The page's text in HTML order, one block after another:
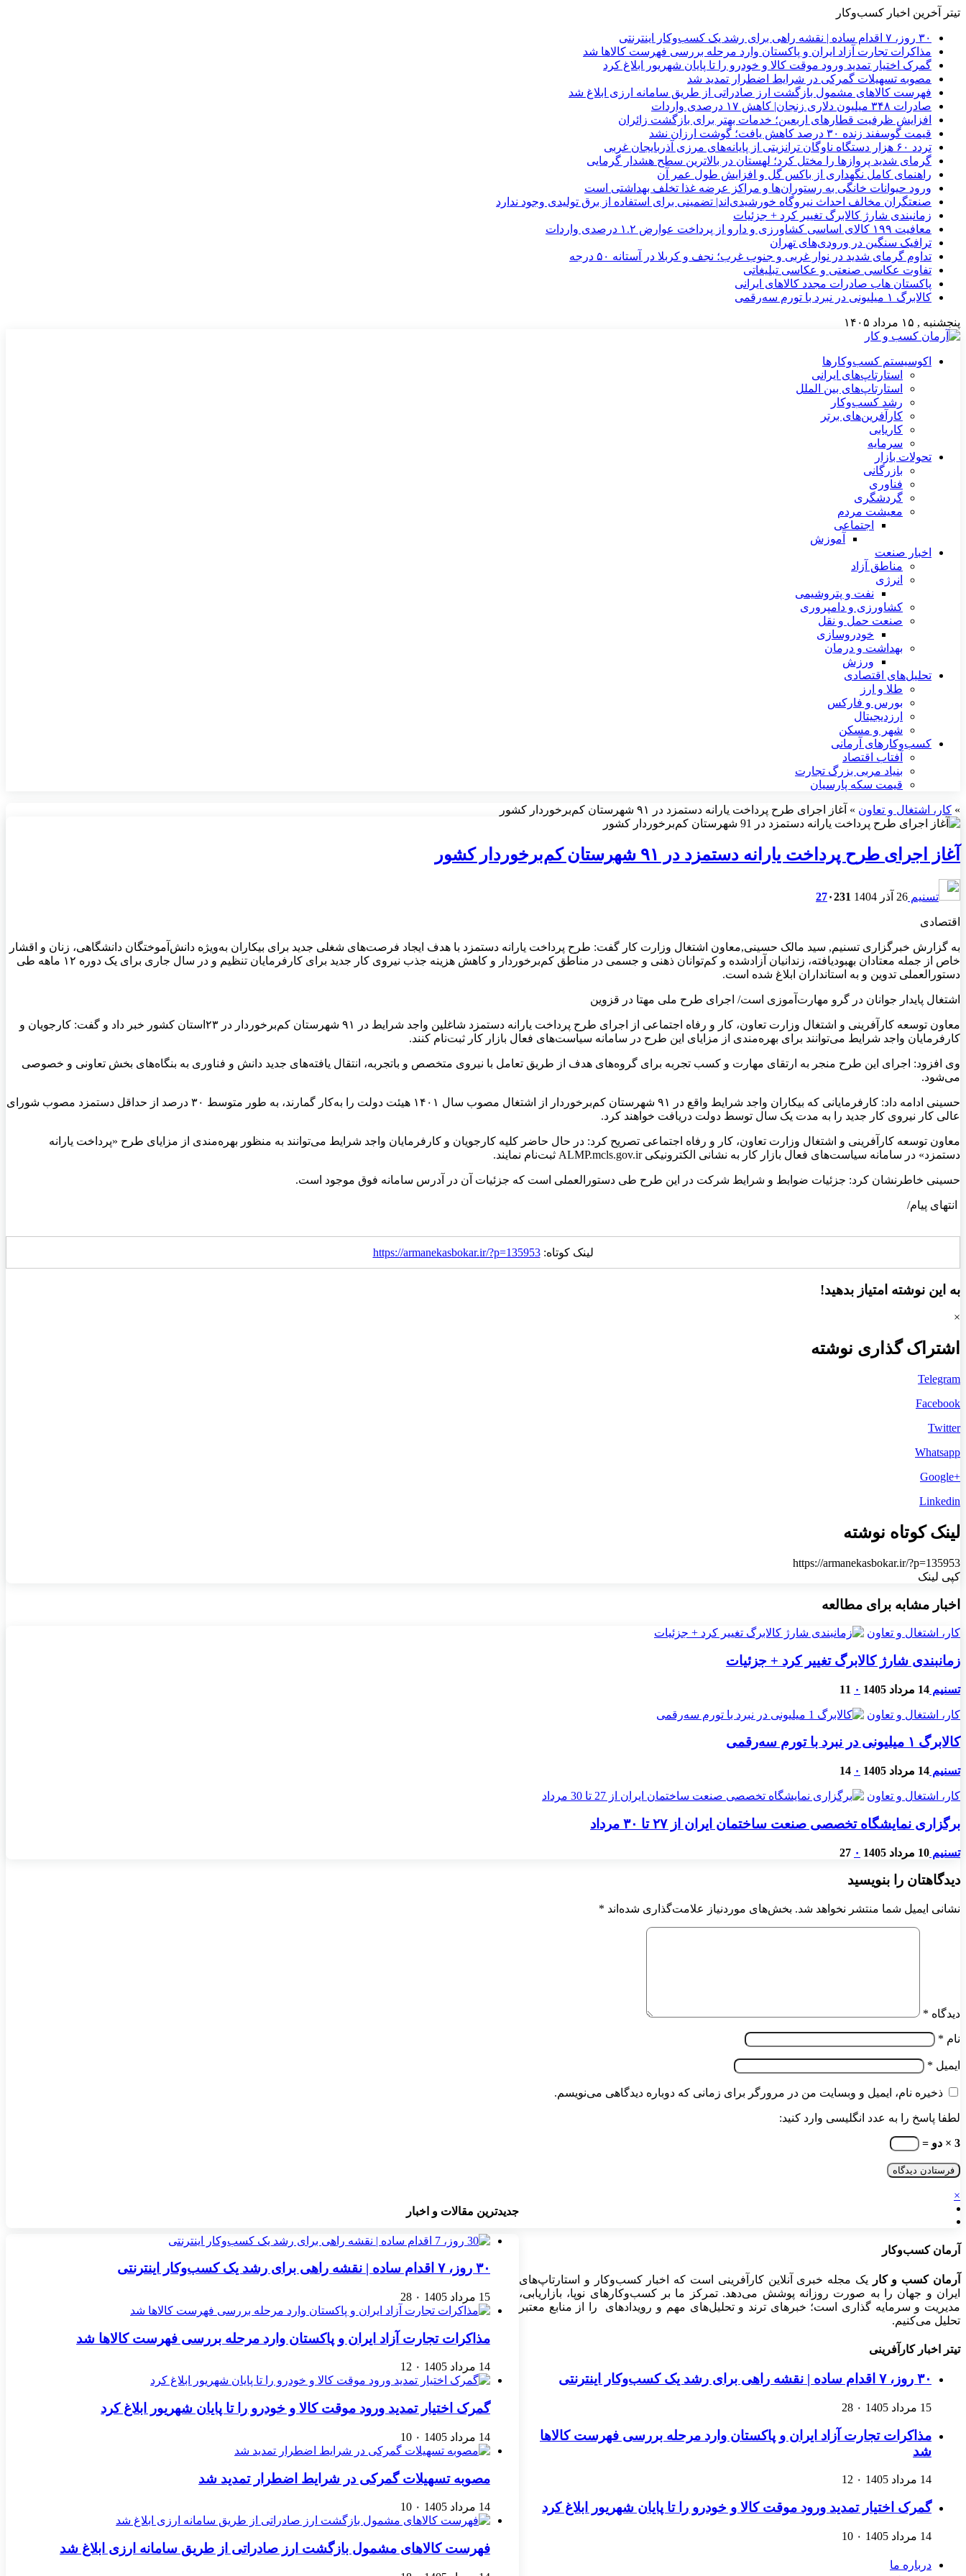
تیتر آخرین اخبار کسب‌وکار
۳۰ روز، ۷ اقدام ساده | نقشه راهی برای رشد یک کسب‌وکار اینترنتی
مذاکرات تجارت آزاد ایران و پاکستان وارد مرحله بررسی فهرست کالاها شد
گمرک اختیار تمدید ورود موقت کالا و خودرو را تا پایان شهریور ابلاغ کرد
مصوبه تسهیلات گمرکی در شرایط اضطرار تمدید شد
فهرست کالاهای مشمول بازگشت ارز صادراتی از طریق سامانه ارزی ابلاغ شد
صادرات ۳۴۸ میلیون دلاری زنجان| ‌کاهش ۱۷ درصدی واردات
افزایش ظرفیت قطارهای اربعین؛ خدمات بهتر برای بازگشت زائران
قیمت گوسفند زنده ۳۰ درصد کاهش یافت؛ گوشت ارزان نشد
تردد ۶۰ هزار دستگاه ناوگان ترانزیتی از پایانه‌های مرزی آذربایجان ‌غربی
گرمای شدید پروازها را مختل کرد؛ لهستان در بالاترین سطح هشدار گرمایی
راهنمای کامل نگهداری از باکس گل و افزایش طول عمر آن
ورود حیوانات خانگی به رستوران‌ها و مراکز عرضه غذا تخلف بهداشتی است
صنعتگران مخالف احداث نیروگاه خورشیدی‌اند| تضمینی برای استفاده از برق تولیدی وجود ندارد
زمانبندی شارژ کالابرگ تغییر کرد + جزئیات
معافیت ۱۹۹ کالای اساسی کشاورزی و دارو از پرداخت عوارض ۱.۲ درصدی واردات
ترافیک سنگین در ورودی‌های تهران
تداوم گرمای شدید در نوار غربی و جنوب غرب؛ نجف و کربلا در آستانه ۵۰ درجه
تفاوت عکاسی صنعتی و عکاسی تبلیغاتی
پاکستان هاب صادرات مجدد کالاهای ایرانی
کالابرگ ۱ میلیونی در نبرد با تورم سه‌رقمی
پنجشنبه , ۱۵ مرداد ۱۴۰۵
اکوسیستم کسب‌وکارها
استارتاپ‌های ایرانی
استارتاپ‌های بین الملل
رشد کسب‌وکار
کارآفرین‌های برتر
کاریابی
سرمایه
تحولات بازار
بازرگانی
فناوری
گردشگری
معیشت مردم
اجتماعی
آموزش
اخبار صنعت
مناطق آزاد
انرژی
نفت و پتروشیمی
کشاورزی و دامپروری
صنعت حمل و نقل
خودروسازی
بهداشت و درمان
ورزش
تحلیل‌های اقتصادی
طلا و ارز
بورس و فارکس
ارزدیجیتال
شهر و مسکن
کسب‌وکارهای آرمانی
آفتاب اقتصاد
بنیاد مربی بزرگ تجارت
قیمت سکه پارسیان
» کار، اشتغال و تعاون » آغاز اجرای طرح پرداخت یارانه دستمزد در ۹۱ شهرستان کم‌برخوردار کشور
آغاز اجرای طرح پرداخت یارانه دستمزد در ۹۱ شهرستان کم‌برخوردار کشور
تسنیم 26 آذر 1404 27۰231
اقتصادی
به گزارش خبرگزاری تسنیم, سید مالک حسینی,معاون اشتغال وزارت کار گفت: طرح پرداخت یارانه دستمزد با هدف ایجاد فرصت‌های شغلی جدید برای بیکاران به‌ویژه دانش‌آموختگان دانشگاهی، زنان و اقشار
خاص از جمله معتادان بهبودیافته، زندانیان آزادشده و کم‌توانان ذهنی و جسمی در مناطق کم‌برخوردار و کاهش هزینه جذب نیروی کار جدید برای کارفرمایان تنظیم و در سال جاری برای یک دوره ۱۲ ماهه طی
دستورالعملی تدوین و به استانداران ابلاغ شده است.
اشتغال پایدار جوانان در گرو مهارت‌آموزی است/ اجرای طرح ملی مهتا در قزوین
معاون توسعه کارآفرینی و اشتغال وزارت تعاون، کار و رفاه اجتماعی از اجرای طرح پرداخت یارانه دستمزد شاغلین واجد شرایط در ۹۱ شهرستان کم‌برخوردار در ۲۳استان کشور خبر داد و گفت: کارجویان و
کارفرمایان واجد شرایط می‌توانند برای بهره‌مندی از مزایای این طرح در سامانه سیاست‌های فعال بازار کار ثبت‌نام کنند.
وی افزود: اجرای این طرح منجر به ارتقای مهارت و کسب تجربه برای گروه‌های هدف از طریق تعامل با نیروی متخصص و باتجربه، انتقال یافته‌های جدید دانش و فناوری به بنگاه‌های بخش تعاونی و خصوصی
می‌شود.
حسینی ادامه داد: کارفرمایانی که بیکاران واجد شرایط واقع در ۹۱ شهرستان کم‌برخوردار از اشتغال مصوب سال ۱۴۰۱ هیئت دولت را به‌کار گمارند، به طور متوسط ۳۰ درصد از حداقل دستمزد مصوب شورای
عالی کار نیروی کار جدید را به مدت یک سال توسط دولت دریافت خواهند کرد.
معاون توسعه کارآفرینی و اشتغال وزارت تعاون، کار و رفاه اجتماعی تصریح کرد: در حال حاضر کلیه کارجویان و کارفرمایان واجد شرایط می‌توانند به منظور بهره‌مندی از مزایای طرح «پرداخت یارانه
دستمزد» در سامانه سیاست‌های فعال بازار کار به نشانی الکترونیکی ALMP.mcls.gov.ir ثبت‌نام نمایند.
حسینی خاطرنشان کرد: جزئیات ضوابط و شرایط شرکت در این طرح طی دستورالعملی است که جزئیات آن در آدرس سامانه فوق موجود است.
انتهای پیام/
لینک کوتاه:https://armanekasbokar.ir/?p=135953
به این نوشته امتیاز بدهید!
×
اشتراک گذاری نوشته
Telegram
Facebook
Twitter
Whatsapp
+Google
Linkedin
لینک کوتاه نوشته
https://armanekasbokar.ir/?p=135953
کپی لینک
اخبار مشابه برای مطالعه
کار، اشتغال و تعاون
زمانبندی شارژ کالابرگ تغییر کرد + جزئیات
تسنیم 14 مرداد 1405 ۰ 11
کار، اشتغال و تعاون
کالابرگ ۱ میلیونی در نبرد با تورم سه‌رقمی
تسنیم 14 مرداد 1405 ۰ 14
کار، اشتغال و تعاون
برگزاری نمایشگاه تخصصی صنعت ساختمان ایران از ۲۷ تا ۳۰ مرداد
تسنیم 10 مرداد 1405 ۰ 27
دیدگاهتان را بنویسید
نشانی ایمیل شما منتشر نخواهد شد. بخش‌های موردنیاز علامت‌گذاری شده‌اند *
دیدگاه *
نام *
ایمیل *
ذخیره نام، ایمیل و وبسایت من در مرورگر برای زمانی که دوباره دیدگاهی می‌نویسم.
لطفا پاسخ را به عدد انگلیسی وارد کنید:
3 × دو =
جدیدترین مقالات و اخبار
۳۰ روز، ۷ اقدام ساده | نقشه راهی برای رشد یک کسب‌وکار اینترنتی
15 مرداد 1405 ۰ 28
مذاکرات تجارت آزاد ایران و پاکستان وارد مرحله بررسی فهرست کالاها شد
14 مرداد 1405 ۰ 12
گمرک اختیار تمدید ورود موقت کالا و خودرو را تا پایان شهریور ابلاغ کرد
14 مرداد 1405 ۰ 10
مصوبه تسهیلات گمرکی در شرایط اضطرار تمدید شد
14 مرداد 1405 ۰ 10
فهرست کالاهای مشمول بازگشت ارز صادراتی از طریق سامانه ارزی ابلاغ شد
×
آرمان کسب‌وکار
آرمان کسب و کار
یک مجله خبری آنلاین کارآفرینی است که اخبار کسب‌وکار و استارتاپ‌های
ایران و جهان را به صورت روزانه پوشش می‌دهد. تمرکز ما بر کسب‌وکارهای نوپا، بازاریابی،
مدیریت و سرمایه گذاری است؛ خبرهای ترند و تحلیل‌های مهم و رویدادهای را از منابع معتبر
تحلیل می‌کنیم.
تیتر اخبار کارآفرینی
۳۰ روز، ۷ اقدام ساده | نقشه راهی برای رشد یک کسب‌وکار اینترنتی
15 مرداد 1405 ۰ 28
مذاکرات تجارت آزاد ایران و پاکستان وارد مرحله بررسی فهرست کالاها
شد
14 مرداد 1405 ۰ 12
گمرک اختیار تمدید ورود موقت کالا و خودرو را تا پایان شهریور ابلاغ کرد
14 مرداد 1405 ۰ 10
درباره ما